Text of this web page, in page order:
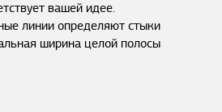
вашей идее.
линии определяют стыки
ширина целой полосы